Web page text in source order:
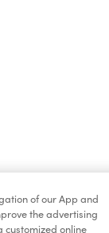
of our App and
the advertising
customized online